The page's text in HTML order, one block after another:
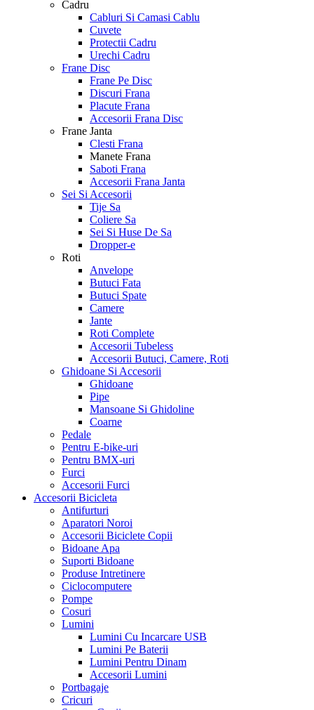
Cadru
Cabluri Si Camasi Cablu
Cuvete
Protectii Cadru
Urechi Cadru
Frane Disc
Frane Pe Disc
Discuri Frana
Placute Frana
Accesorii Frana Disc
Frane Janta
Clesti Frana
Manete Frana
Saboti Frana
Accesorii Frana Janta
Sei Si Accesorii
Tije Sa
Coliere Sa
Sei Si Huse De Sa
Dropper-e
Roti
Anvelope
Butuci Fata
Butuci Spate
Camere
Jante
Roti Complete
Accesorii Tubeless
Accesorii Butuci, Camere, Roti
Ghidoane Si Accesorii
Ghidoane
Pipe
Mansoane Si Ghidoline
Coarne
Pedale
Pentru E-bike-uri
Pentru BMX-uri
Furci
Accesorii Furci
Accesorii Bicicleta
Antifurturi
Aparatori Noroi
Accesorii Biciclete Copii
Bidoane Apa
Suporti Bidoane
Produse Intretinere
Ciclocomputere
Pompe
Cosuri
Lumini
Lumini Cu Incarcare USB
Lumini Pe Baterii
Lumini Pentru Dinam
Accesorii Lumini
Portbagaje
Cricuri